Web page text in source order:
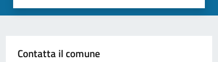
Contatta il comune